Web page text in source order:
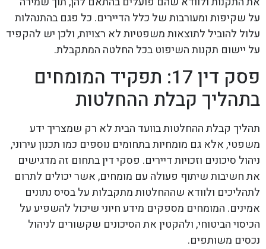
על שקיפות ומעורבות של כלל הדיירים. כל פגם בהתנהלות
עלול להוביל לתוצאות משפטיות לא רצויות, ולכן יש להקפיד
על יישום תקנות השיפוט בכל החלטה המתקבלת.
פסק דין 17: תפקיד המומחים
בתהליך קבלת ההחלטות
תהליך קבלת ההחלטות בוועד הבית לא רק שמצריך ידע
משפטי, אלא גם מומחיות בתחומים נוספים כמו תכנון עירוני,
ניהול סיכונים וזכויות דיירים. פסקי דין בתחום זה מדגישים
את חשיבות שיתוף פעולה עם מומחים, אשר יכולים לתרום
לתהליכים ולוודא שההחלטות מתקבלות על בסיס נתונים
אמינים. המומחים מספקים מידע חיוני שיכול להשפיע על
הכיסוי הביטוחי, ולהקטין את הסיכונים שקשורים לניהול
נכסים משותפים.